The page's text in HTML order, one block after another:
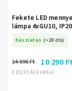
Fekete LED
lámpa 4xGU10, IP20
Készleten (>20 db)
8 102 Ft ÁFA nélkül
14 696 Ft 10 290